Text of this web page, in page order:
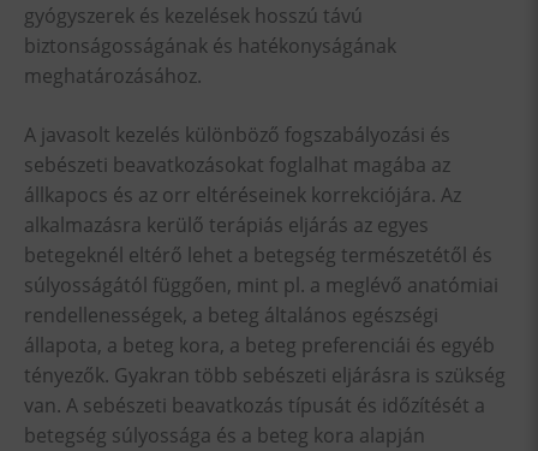
gyógyszerek és kezelések hosszú távú
biztonságosságának és hatékonyságának
meghatározásához.
A javasolt kezelés különböző fogszabályozási és
sebészeti beavatkozásokat foglalhat magába az
állkapocs és az orr eltéréseinek korrekciójára. Az
alkalmazásra kerülő terápiás eljárás az egyes
betegeknél eltérő lehet a betegség természetétől és
súlyosságától függően, mint pl. a meglévő anatómiai
rendellenességek, a beteg általános egészségi
állapota, a beteg kora, a beteg preferenciái és egyéb
tényezők. Gyakran több sebészeti eljárásra is szükség
van. A sebészeti beavatkozás típusát és időzítését a
betegség súlyossága és a beteg kora alapján